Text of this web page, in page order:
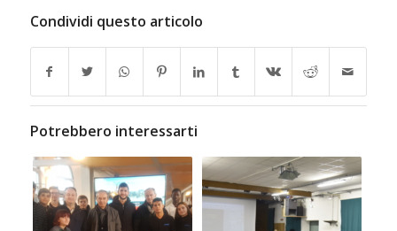
Condividi questo articolo
Potrebbero interessarti